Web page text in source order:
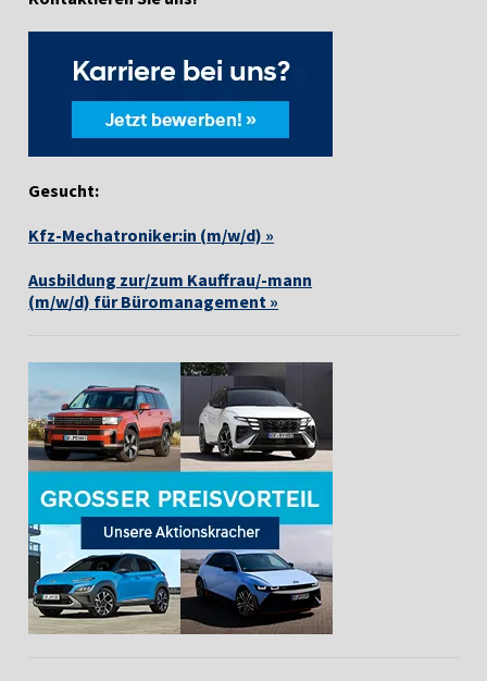
Gesucht:
Kfz-Mechatroniker:in (m/w/d) »
Ausbildung zur/zum Kauffrau/-mann
(m/w/d) für Büromanagement »